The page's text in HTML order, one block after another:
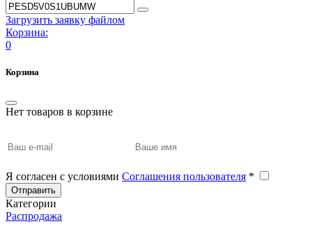
Загрузить заявку файлом
Корзина:
0
Корзина
Нет товаров в корзине
Я согласен с условиями Соглашения пользователя *
Отправить
Категории
Распродажа